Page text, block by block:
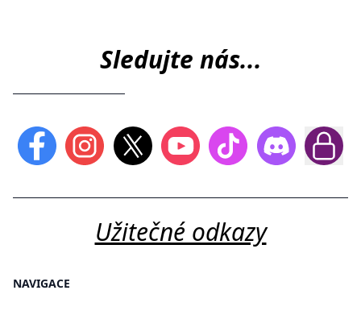
Sledujte nás...
Užitečné odkazy
NAVIGACE